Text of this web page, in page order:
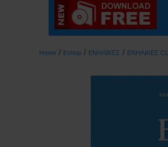
Home / Eshop / ΕΝΗΛΙΚΕΣ / ΕΝΗΛΙΚΕΣ